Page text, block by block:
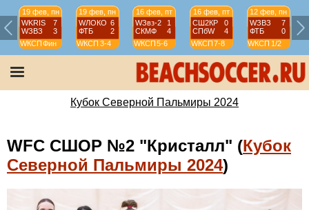
19 фев, пн
WKRIS
7
WЗВЗ
3
WКСПФин
19 фев, пн
WЛОКО 6
ФТБ
2
WКСП 3-4
16 фев, пт
WЗвз-2
1
СКМФ
4
WКСП 5-6
16 фев, пт
СШ2КР
0
СПбW
4
WКСП7-8
12 фев, пн
WЗВЗ
7
ФТБ
0
WКСП 1/2
Кубок Северной Пальмиры 2024
WFC СШОР №2 "Кристалл" (Кубок
Северной Пальмиры 2024)